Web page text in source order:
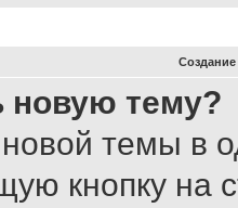
новую тему?
темы в
кнопку